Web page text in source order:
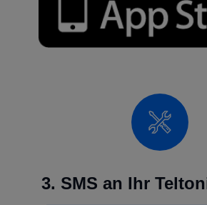
3. SMS an Ihr